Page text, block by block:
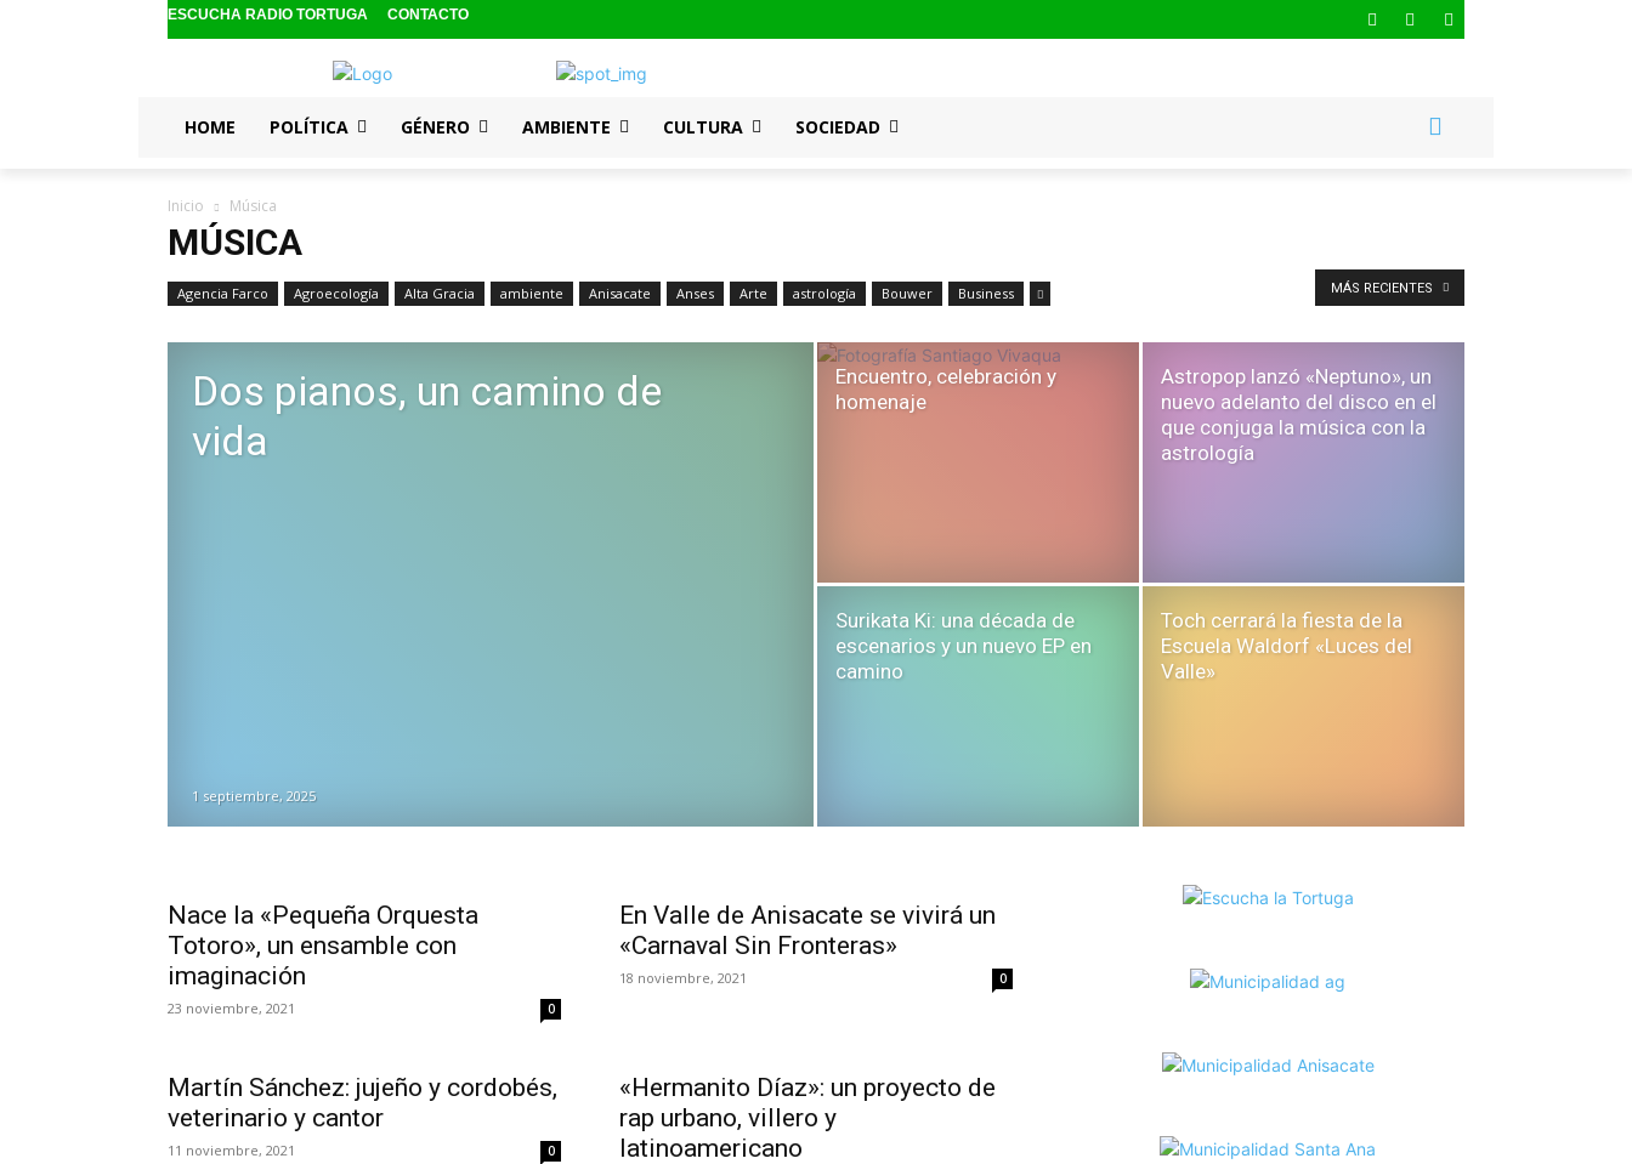
ESCUCHA RADIO TORTUGA CONTACTO
HOME POLÍTICA GÉNERO AMBIENTE CULTURA SOCIEDAD
Inicio Música
MÚSICA
Agencia Farco Agroecología Alta Gracia ambiente Anisacate Anses Arte astrología Bouwer Business MÁS RECIENTES
Dos pianos, un camino de
vida
1 septiembre, 2025
Encuentro, celebración y
homenaje
Astropop lanzó «Neptuno», un
nuevo adelanto del disco en el
que conjuga la música con la
astrología
Surikata Ki: una década de
escenarios y un nuevo EP en
camino
Toch cerrará la fiesta de la
Escuela Waldorf «Luces del
Valle»
Nace la «Pequeña Orquesta
Totoro», un ensamble con
imaginación
23 noviembre, 2021 0
En Valle de Anisacate se vivirá un
«Carnaval Sin Fronteras»
18 noviembre, 2021 0
Martín Sánchez: jujeño y cordobés,
veterinario y cantor
11 noviembre, 2021 0
«Hermanito Díaz»: un proyecto de
rap urbano, villero y
latinoamericano